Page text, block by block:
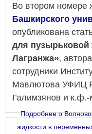
Во втором номере
Башкирского
опубликована
для
Лагранжа»,
сотрудники
Мавлютова УФИЦ
Галимзянов и
Подробнеео
жидкости в